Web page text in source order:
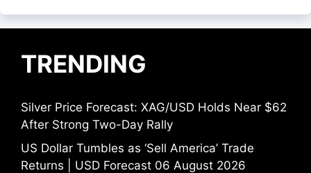
TRENDING
Silver Price Forecast: XAG/USD Holds Near $62
After Strong Two-Day Rally
US Dollar Tumbles as ‘Sell America’ Trade
Returns | USD Forecast 06 August 2026